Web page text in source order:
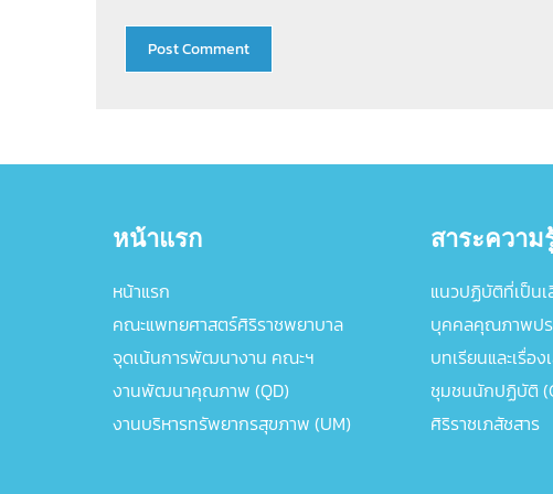
หน้าแรก
หน้าแรก
คณะแพทยศาสตร์ศิริราชพยาบาล
จุดเน้นการพัฒนางาน คณะฯ
งานพัฒนาคุณภาพ (QD)
งานบริหารทรัพยากรสุขภาพ (UM)
สาระความ
แนวปฏิบัติที่เป็น
บุคคลคุณภาพปร
บทเรียนและเรื่อ
ชุมชนนักปฏิบัติ
ศิริราชเภสัชสาร